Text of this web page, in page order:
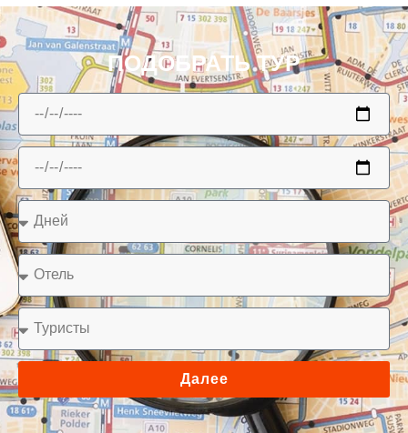
ПОДОБРАТЬ ТУР
Далее